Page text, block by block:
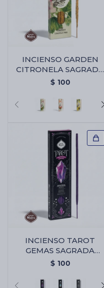
INCIENSO GARDEN
CITRONELA SAGRADA
MADRE - Pura
$ 100
INCIENSO TAROT
GEMAS SAGRADA
MADRE X6 - Amatista -
$ 100
Artículos Esotéricos